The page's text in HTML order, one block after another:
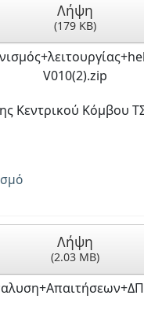
Λήψη
(179 KB)
V010(2).zip
Κεντρικού Κόμβου
Λήψη
(2.03 MB)